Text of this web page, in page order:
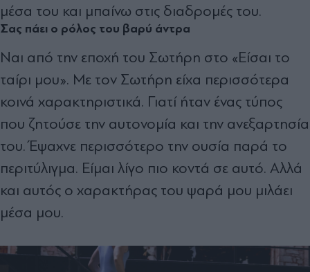
μέσα του και μπαίνω στις διαδρομές του.
Σας πάει ο ρόλος του βαρύ άντρα
Ναι από την εποχή του Σωτήρη στο «Είσαι το
ταίρι μου». Με τον Σωτήρη είχα περισσότερα
κοινά χαρακτηριστικά. Γιατί ήταν ένας τύπος
που ζητούσε την αυτονομία και την ανεξαρτησία
του. Έψαχνε περισσότερο την ουσία παρά το
περιτύλιγμα. Είμαι λίγο πιο κοντά σε αυτό. Αλλά
και αυτός ο χαρακτήρας του ψαρά μου μιλάει
μέσα μου.